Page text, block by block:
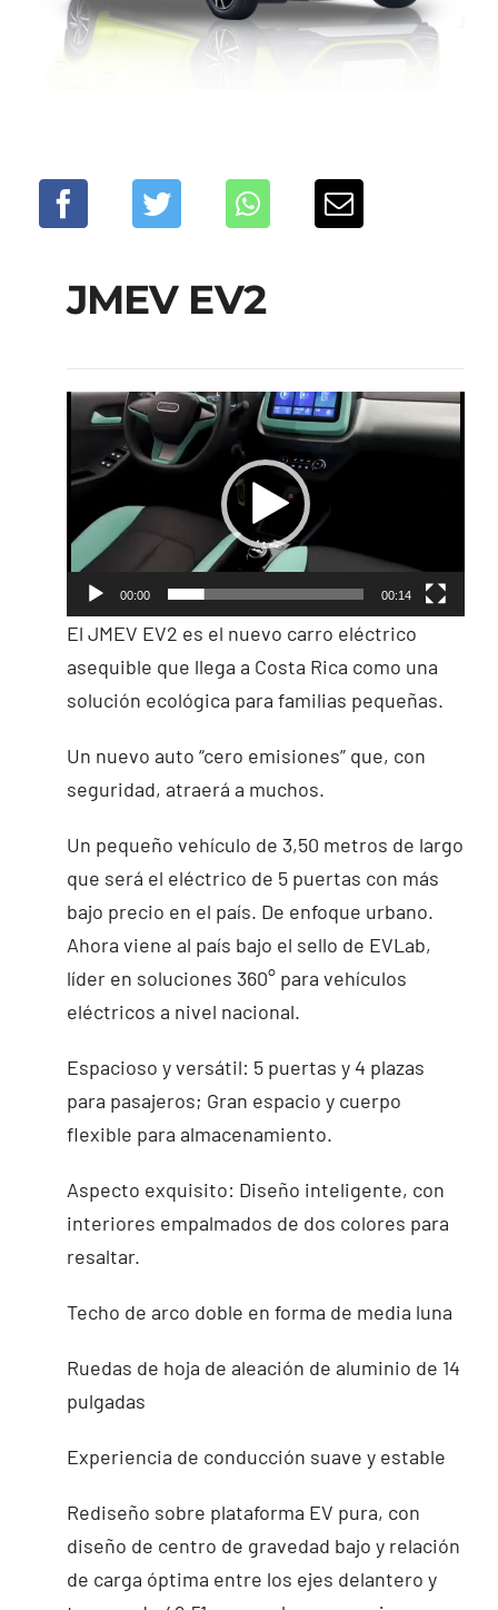
JMEV EV2
Reproductor
vídeo
00:00 00:14
El JMEV EV2 es el nuevo carro eléctrico
asequible que llega a Costa Rica como una
solución ecológica para familias pequeñas.
Un nuevo auto “cero emisiones” que, con
seguridad, atraerá a muchos.
Un pequeño vehículo de 3,50 metros de largo
que será el eléctrico de 5 puertas con más
bajo precio en el país. De enfoque urbano.
Ahora viene al país bajo el sello de EVLab,
líder en soluciones 360° para vehículos
eléctricos a nivel nacional.
Espacioso y versátil: 5 puertas y 4 plazas
para pasajeros; Gran espacio y cuerpo
flexible para almacenamiento.
Aspecto exquisito: Diseño inteligente, con
interiores empalmados de dos colores para
resaltar.
Techo de arco doble en forma de media luna
Ruedas de hoja de aleación de aluminio de 14
pulgadas
Experiencia de conducción suave y estable
Rediseño sobre plataforma EV pura, con
diseño de centro de gravedad bajo y relación
de carga óptima entre los ejes delantero y